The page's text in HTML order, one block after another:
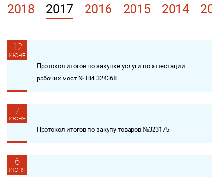
2018 2017 2016 2015 2014
12
июня
Протокол итогов по закупке услуги по аттестации
рабочих мест № ПИ-324368
7
июня
Протокол итогов по закупу товаров №323175
6
июня